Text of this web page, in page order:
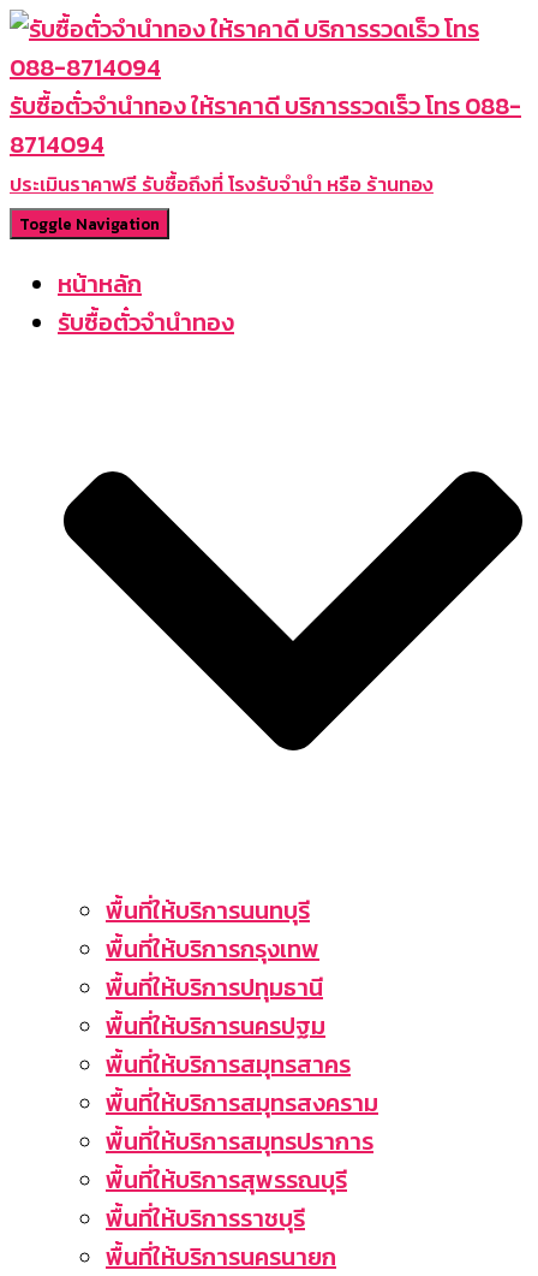
รับซื้อตั๋วจำนำทอง ให้ราคาดี บริการรวดเร็ว โทร 088-
8714094
ประเมินราคาฟรี รับซื้อถึงที่ โรงรับจำนำ หรือ ร้านทอง
Toggle Navigation
หน้าหลัก
รับซื้อตั๋วจำนำทอง
พื้นที่ให้บริการนนทบุรี
พื้นที่ให้บริการกรุงเทพ
พื้นที่ให้บริการปทุมธานี
พื้นที่ให้บริการนครปฐม
พื้นที่ให้บริการสมุทรสาคร
พื้นที่ให้บริการสมุทรสงคราม
พื้นที่ให้บริการสมุทรปราการ
พื้นที่ให้บริการสุพรรณบุรี
พื้นที่ให้บริการราชบุรี
พื้นที่ให้บริการนครนายก